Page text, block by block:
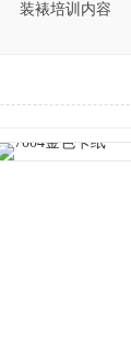
装裱培训内容